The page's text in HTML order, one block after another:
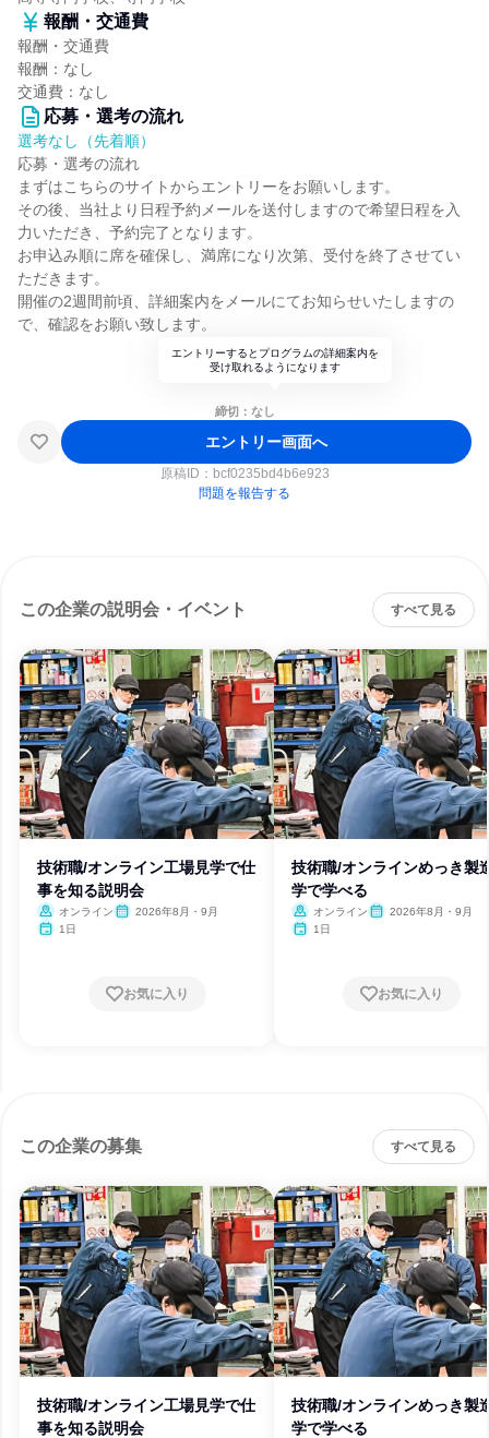
報酬・交通費
報酬・交通費
報酬：なし
交通費：なし
応募・選考の流れ
選考なし（先着順）
応募・選考の流れ
まずはこちらのサイトからエントリーをお願いします。
その後、当社より日程予約メールを送付しますので希望日程を入
力いただき、予約完了となります。
お申込み順に席を確保し、満席になり次第、受付を終了させてい
ただきます。
開催の2週間前頃、詳細案内をメールにてお知らせいたしますの
で、確認をお願い致します。
エントリーするとプログラムの詳細案内を
受け取れるようになります
締切：なし
エントリー画面へ
原稿ID： bcf0235bd4b6e923
問題を報告する
この企業の説明会・イベント すべて見る
技術職/オンライン工場見学で仕
事を知る説明会
オンライン
2026年8月・9月
1日
お気に入り
技術職/オンラインめっき製
学で学べる
オンライン
2026年8月・9月
1日
お気に入り
この企業の募集 すべて見る
技術職/オンライン工場見学で仕
事を知る説明会
技術職/オンラインめっき製
学で学べる